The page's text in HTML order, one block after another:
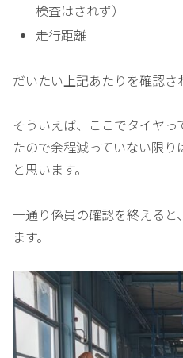
検査はされず）
走行距離
だいたい上記あたりを確認さ
そういえば、ここでタイヤ
たので余程減っていない限
と思います。
一通り係員の確認を終えると
ます。